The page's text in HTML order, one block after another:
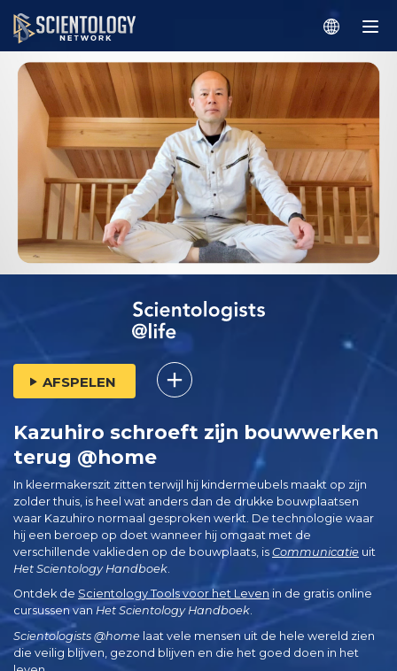
AFSPELEN
Kazuhiro schroeft zijn bouwwerken
terug @home
In kleermakerszit zitten terwijl hij kindermeubels maakt op zijn
zolder thuis, is heel wat anders dan de drukke bouwplaatsen
waar Kazuhiro normaal gesproken werkt. De technologie waar
hij een beroep op doet wanneer hij omgaat met de
verschillende vaklieden op de bouwplaats, is Communicatie uit
Het Scientology Handboek
Ontdek de Scientology Tools voor het Leven in de gratis online
cursussen van Het Scientology Handboek.
Scientologists @home laat vele mensen uit de hele wereld zien
die veilig blijven, gezond blijven en die het goed doen in het